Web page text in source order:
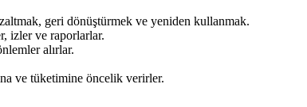
geri dönüştürmek ve yeniden kullanmak.
izler ve raporlarlar.
alırlar.
ve tüketimine öncelik verirler.